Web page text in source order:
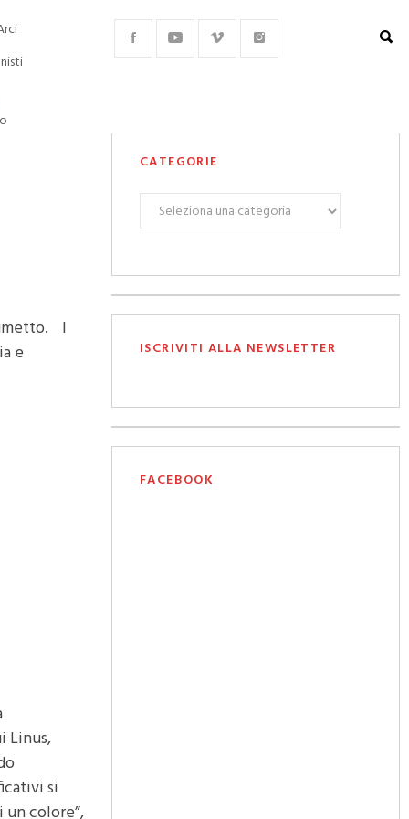
I
e
Linus,
si
colore”,
CATEGORIE
CATEGORIE
ISCRIVITI ALLA NEWSLETTER
FACEBOOK